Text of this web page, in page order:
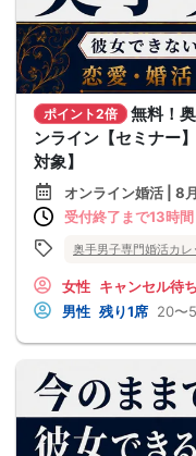
ポイント2倍
無料！
ンライン【セミナー
対象】
オンライン婚活 | 8
受付終了まで13時間
奥手男子専門婚活カレ
女性 キャンセル待ち
男性 残り1席 20〜